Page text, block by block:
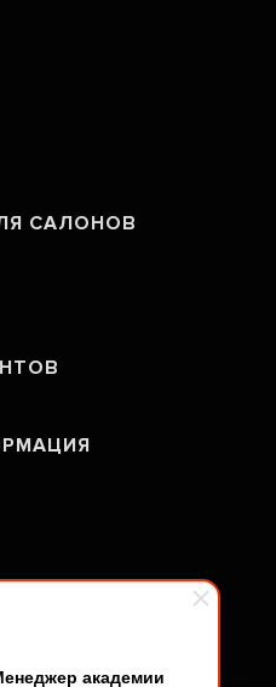
академии
САЛОНОВ